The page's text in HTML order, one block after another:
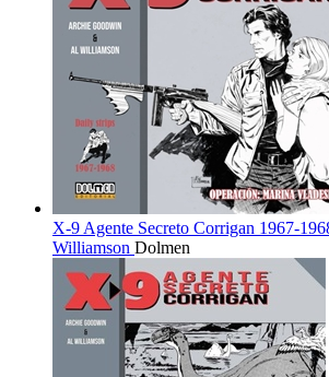
X-9 Agente Secreto Corrigan 1967-
Williamson Dolmen